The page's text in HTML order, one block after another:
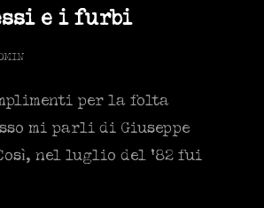
e i furbi
per la folta
mi parli di Giuseppe
nel luglio del ‘82 fui